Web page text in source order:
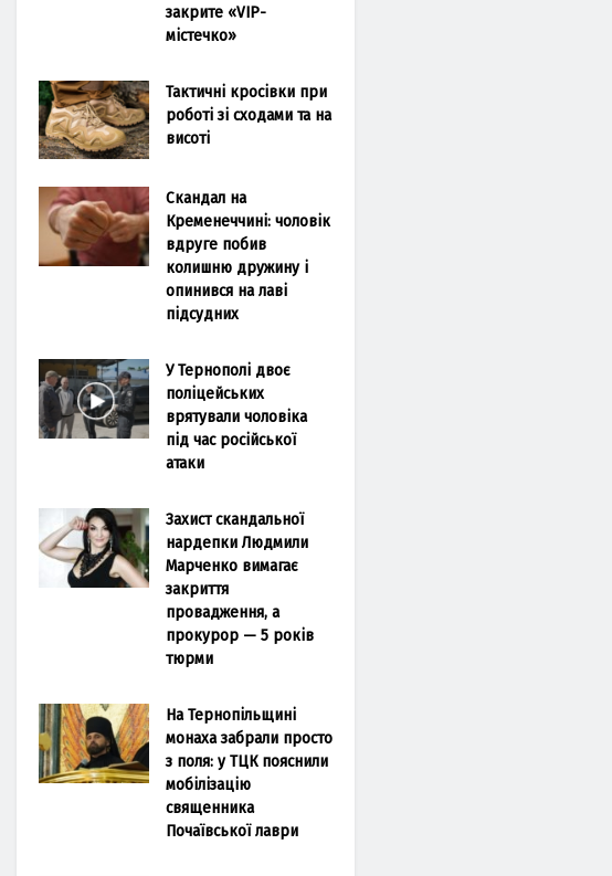
закрите «VIP-
містечко»
Тактичні кросівки при
роботі зі сходами та на
висоті
Скандал на
Кременеччині: чоловік
вдруге побив
колишню дружину і
опинився на лаві
підсудних
У Тернополі двоє
поліцейських
врятували чоловіка
під час російської
атаки
Захист скандальної
нардепки Людмили
Марченко вимагає
закриття
провадження, а
прокурор — 5 років
тюрми
На Тернопільщині
монаха забрали просто
з поля: у ТЦК пояснили
мобілізацію
священника
Почаївської лаври